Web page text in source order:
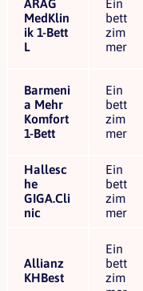
ARAG
MedKlin
ik 1-Bett
L
Ein
bett
zim
mer
Barmeni
a Mehr
Komfort
1-Bett
Ein
bett
zim
mer
Hallesc
he
GIGA.Cli
nic
Ein
bett
zim
mer
Allianz
KHBest
Ein
bett
zim